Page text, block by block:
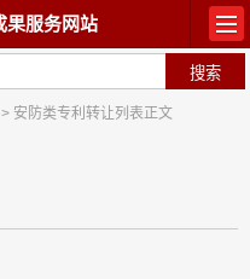
果服务网站
> 安防类专利转让列表正文